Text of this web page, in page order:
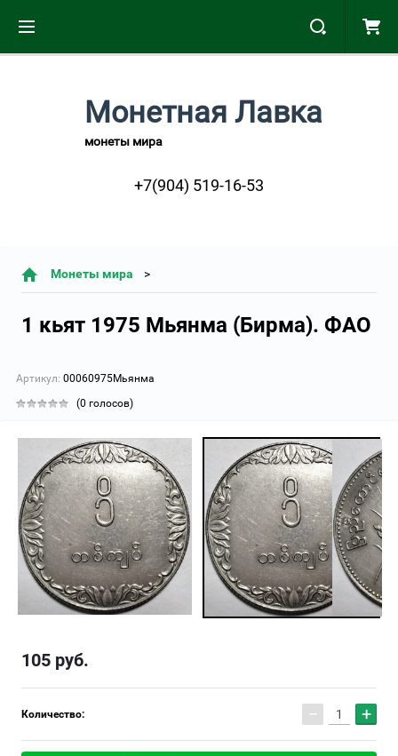
Монетная Лавка
монеты мира
+7(904) 519-16-53
Монеты мира
1 кьят 1975 Мьянма (Бирма). ФАО
Артикул: 00060975Мьянма
(0 голосов)
105 руб.
Количество: − +